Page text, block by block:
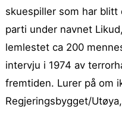
skuespiller som har
parti under navnet
lemlestet ca 200
intervju i 1974 av
fremtiden. Lurer på om
Regjeringsbygget/